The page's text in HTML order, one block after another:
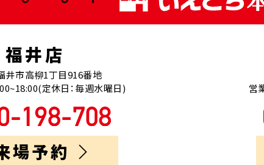
福井店
井市高柳1丁目916番地
定休日：毎週水曜日)
場予約
営